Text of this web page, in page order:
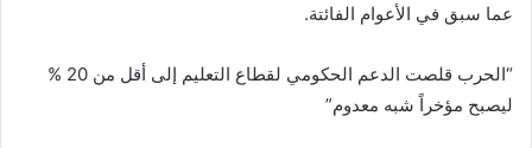
عما سبق في الأعوام الفائتة.
“الحرب قلصت الدعم الحكومي لقطاع التعليم إلى أقل من 20 %
ليصبح مؤخراً شبه معدوم”